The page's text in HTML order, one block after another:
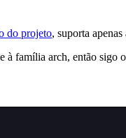
do projeto, suporta
à família arch, então sigo